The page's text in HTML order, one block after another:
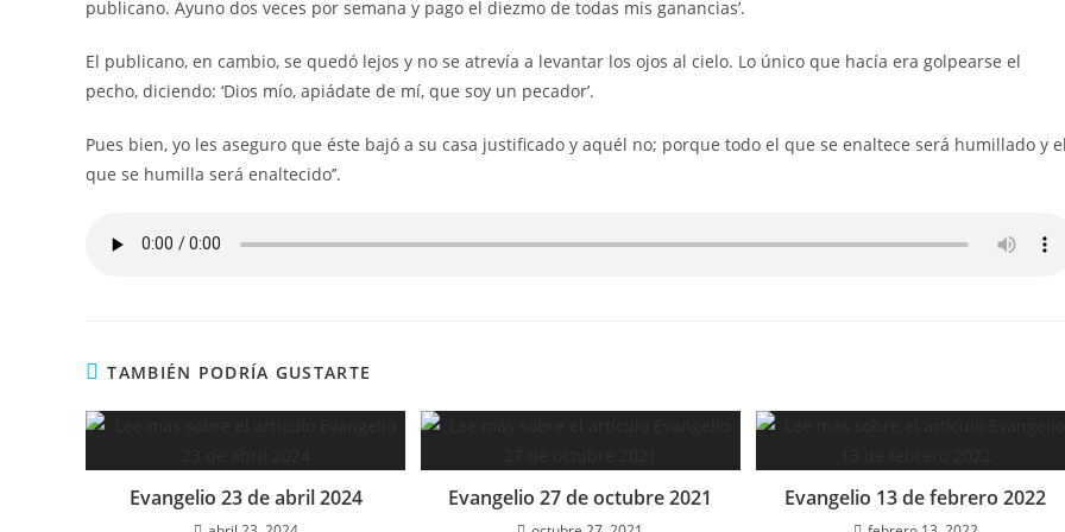
publicano. Ayuno dos veces por semana y pago el diezmo de todas mis ganancias’.
El publicano, en cambio, se quedó lejos y no se atrevía a levantar los ojos al cielo. Lo único que hacía era golpearse el
pecho, diciendo: ‘Dios mío, apiádate de mí, que soy un pecador’.
Pues bien, yo les aseguro que éste bajó a su casa justificado y aquél no; porque todo el que se enaltece será humillado y
que se humilla será enaltecido’’.
TAMBIÉN PODRÍA GUSTARTE
Evangelio 23 de abril 2024 Evangelio 27 de octubre 2021 Evangelio 13 de febrero 2022